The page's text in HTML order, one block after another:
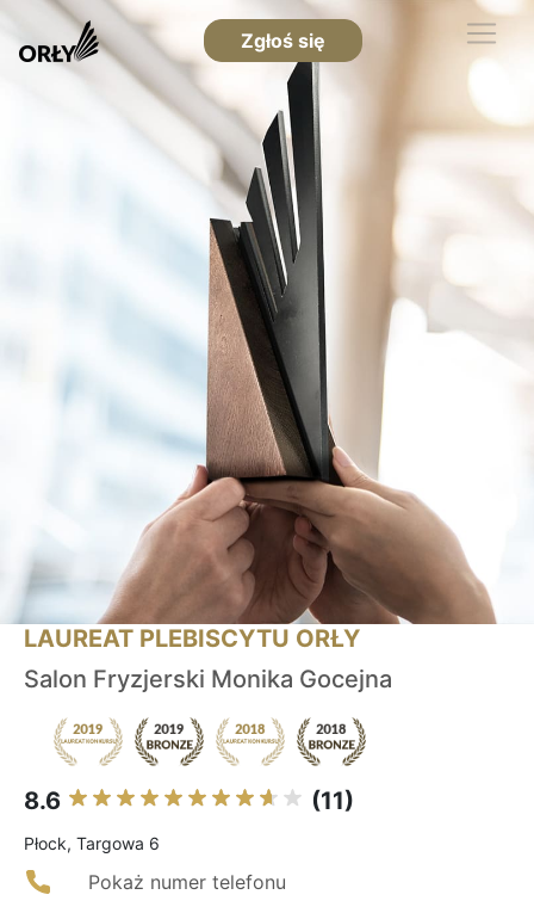
Zgłoś się
LAUREAT PLEBISCYTU ORŁY
Salon Fryzjerski Monika Gocejna
8.6 (11)
Płock, Targowa 6
Pokaż numer telefonu